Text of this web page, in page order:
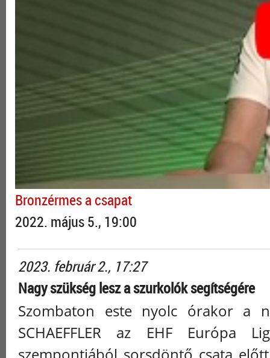
Bronzérmes a csapat
2022. május 5., 19:00
2023. február 2., 17:27
Nagy szükség lesz a szurkolók segítségére
Szombaton este nyolc órakor a
SCHAEFFLER az EHF Európa
szempontjából sorsdöntő csata